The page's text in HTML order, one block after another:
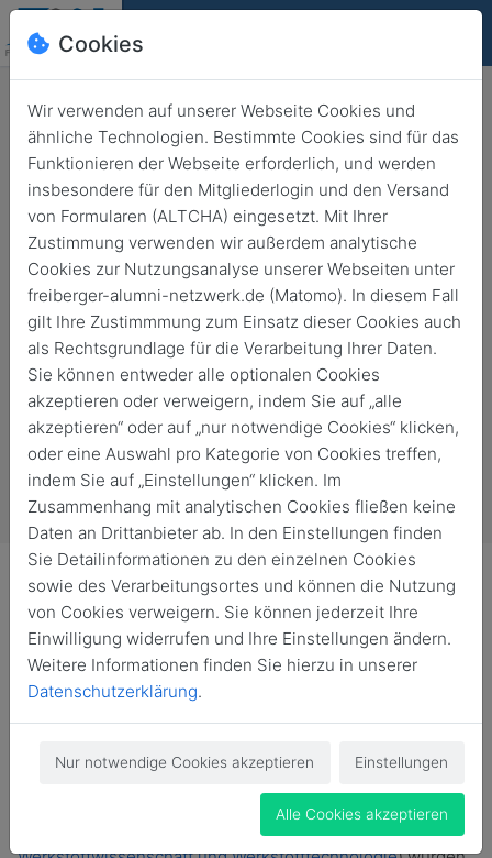
Dekanswahlen an der TU
Bergakademie Freiberg
Zurück 10. April 2019
Die sechs Fakultäten der TU Bergakademie Freiberg
haben am 9. April über ihre Leitung entschieden. Die
Mit Prof. Dr. Konrad Froitzheim (
Fakultät für Mathematik
), Prof. Dr. Jens Kortus (Fakultät für Chemie
) und Prof. Dr. David Rafaja (
Cookies
Wir verwenden auf unserer Webseite Cookies und
ähnliche Technologien. Bestimmte Cookies sind für das
Funktionieren der Webseite erforderlich, und werden
insbesondere für den Mitgliederlogin und den Versand
von Formularen (ALTCHA) eingesetzt. Mit Ihrer
Zustimmung verwenden wir außerdem analytische
Cookies zur Nutzungsanalyse unserer Webseiten unter
freiberger-alumni-netzwerk.de (Matomo). In diesem Fall
gilt Ihre Zustimmmung zum Einsatz dieser Cookies auch
als Rechtsgrundlage für die Verarbeitung Ihrer Daten.
Sie können entweder alle optionalen Cookies
akzeptieren oder verweigern, indem Sie auf „alle
akzeptieren“ oder auf „nur notwendige Cookies“ klicken,
oder eine Auswahl pro Kategorie von Cookies treffen,
indem Sie auf „Einstellungen“ klicken. Im
Zusammenhang mit analytischen Cookies fließen keine
Daten an Drittanbieter ab. In den Einstellungen finden
Sie Detailinformationen zu den einzelnen Cookies
sowie des Verarbeitungsortes und können die Nutzung
von Cookies verweigern. Sie können jederzeit Ihre
Einwilligung widerrufen und Ihre Einstellungen ändern.
Weitere Informationen finden Sie hierzu in unserer
Datenschutzerklärung.
Nur notwendige Cookies akzeptieren Einstellungen
Alle Cookies akzeptieren